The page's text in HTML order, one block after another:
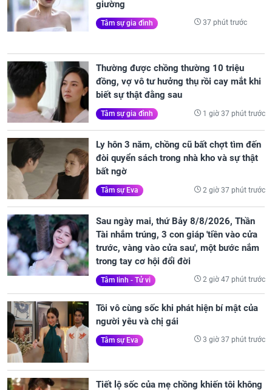
giường
Tâm sự gia đình 37 phút trước
Thường được chồng thường 10 triệu
đồng, vợ vô tư hưởng thụ rồi cay mắt khi
biết sự thật đằng sau
Tâm sự gia đình 1 giờ 37 phút trước
Ly hôn 3 năm, chồng cũ bất chợt tìm đến
đòi quyển sách trong nhà kho và sự thật
bất ngờ
Tâm sự Eva 2 giờ 37 phút trước
Sau ngày mai, thứ Bảy 8/8/2026, Thần
Tài nhắm trúng, 3 con giáp 'tiền vào cửa
trước, vàng vào cửa sau', một bước nắm
trong tay cơ hội đổi đời
Tâm linh - Tử vi 2 giờ 47 phút trước
Tôi vô cùng sốc khi phát hiện bí mật của
người yêu và chị gái
Tâm sự Eva 3 giờ 37 phút trước
Tiết lộ sốc của mẹ chồng khiến tôi không